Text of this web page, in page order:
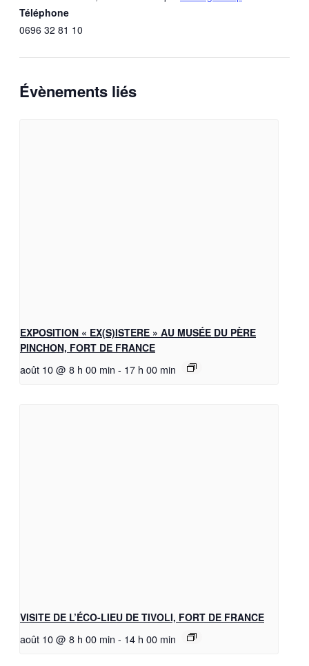
Téléphone
0696 32 81 10
Évènements liés
EXPOSITION « EX(S)ISTERE » AU MUSÉE DU PÈRE
PINCHON, FORT DE FRANCE
août 10 @ 8 h 00 min - 17 h 00 min
VISITE DE L’ÉCO-LIEU DE TIVOLI, FORT DE FRANCE
août 10 @ 8 h 00 min - 14 h 00 min